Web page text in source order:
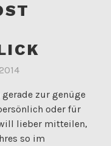
zur genüge
oder für
lieber mitteilen,
so im